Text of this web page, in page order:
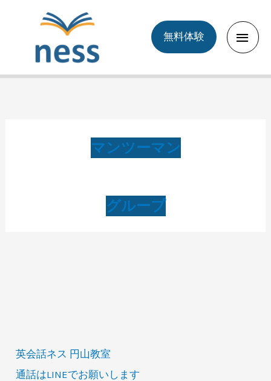
Main
無料体験
マンツーマン
グループ
英会話ネス 円山教室
通話はLINEでお願いします